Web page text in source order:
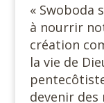
« Swoboda
à nourrir
création
la vie de
devenir